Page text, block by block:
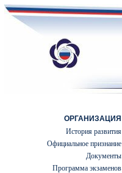
ОРГАНИЗАЦИЯ
История развития
Официальное признание
Документы
Программа экзаменов